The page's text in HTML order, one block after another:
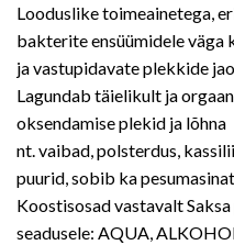
Looduslike toimeainetega,
bakterite ensüümidele väga
ja vastupidavate plekkide
Lagundab täielikult ja
oksendamise plekid ja lõhna
nt. vaibad, polsterdus,
puurid, sobib ka
Koostisosad vastavalt
seadusele: AQUA,